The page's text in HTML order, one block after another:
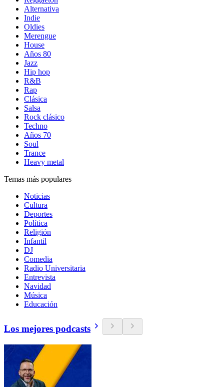
Alternativa
Indie
Oldies
Merengue
House
Años 80
Jazz
Hip hop
R&B
Rap
Clásica
Salsa
Rock clásico
Techno
Años 70
Soul
Trance
Heavy metal
Temas más populares
Noticias
Cultura
Deportes
Política
Religión
Infantil
DJ
Comedia
Radio Universitaria
Entrevista
Navidad
Música
Educación
Los mejores podcasts